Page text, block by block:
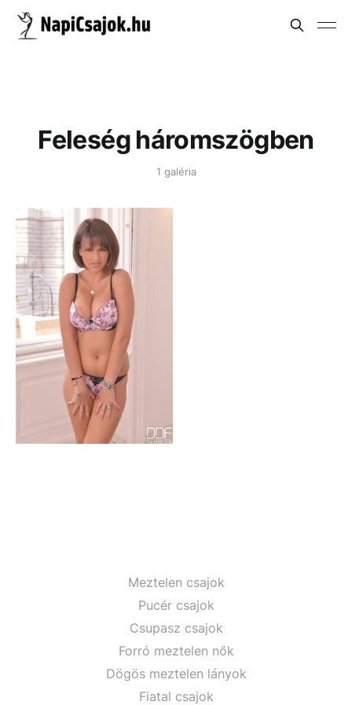
Feleség háromszögben
1 galéria
Meztelen csajok
Pucér csajok
Csupasz csajok
Forró meztelen nők
Dögös meztelen lányok
Fiatal csajok